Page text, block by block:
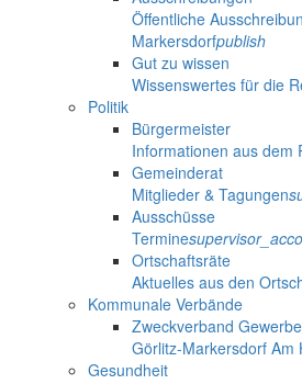
Öffentliche
Markersdorfpublish
Gut zu wissen
Wissenswertes für die
Politik
Bürgermeister
Informationen aus dem
Gemeinderat
Mitglieder & Tagungen
Ausschüsse
Termine
Ortschaftsräte
Aktuelles aus den
Kommunale Verbände
Zweckverband
Görlitz-Markersdorf Am
Gesundheit